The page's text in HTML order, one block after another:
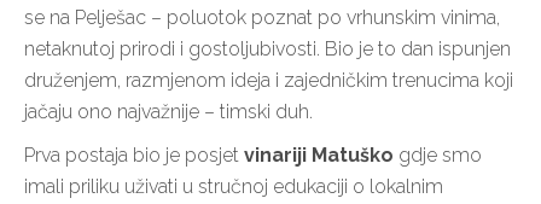
se na Pelješac – poluotok poznat po vrhunskim vinima,
netaknutoj prirodi i gostoljubivosti. Bio je to dan ispunjen
druženjem, razmjenom ideja i zajedničkim trenucima koji
jačaju ono najvažnije – timski duh.
Prva postaja bio je posjet vinariji Matuško gdje smo
imali priliku uživati u stručnoj edukaciji o lokalnim